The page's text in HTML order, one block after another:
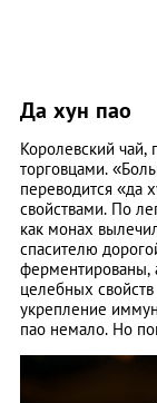
Да хун пао
Королевский чай,
торговцами.
переводится «да
свойствами. По
как монах
спасителю
ферментированы,
целебных
укрепление
пао немало. Но